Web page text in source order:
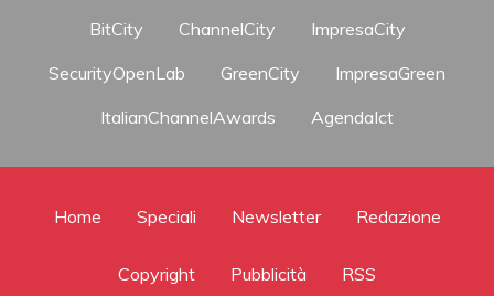
BitCity ChannelCity
ImpresaCity
SecurityOpenLab
GreenCity
ImpresaGreen
ItalianChannelAwards
AgendaIct
Home Speciali Newsletter Redazione
Copyright Pubblicità RSS